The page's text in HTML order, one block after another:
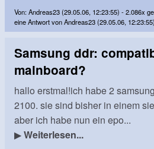
Von: Andreas23 (29.05.06, 12:23:55) - 2.086x
eine Antwort von Andreas23 (29.05.06, 12:23:55)
Samsung ddr:
mainboard?
hallo erstmal!ich habe 2
2100. sie sind bisher in einem
aber ich habe nun ein epo...
▶Weiterlesen...